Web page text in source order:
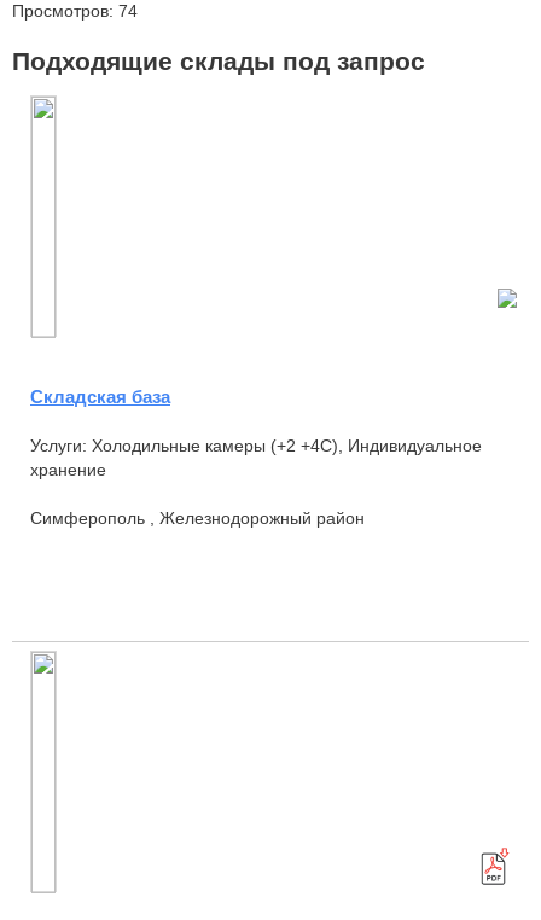
Просмотров: 74
Подходящие склады под запрос
Складская база
Услуги: Холодильные камеры (+2 +4С), Индивидуальное
хранение
Симферополь , Железнодорожный район